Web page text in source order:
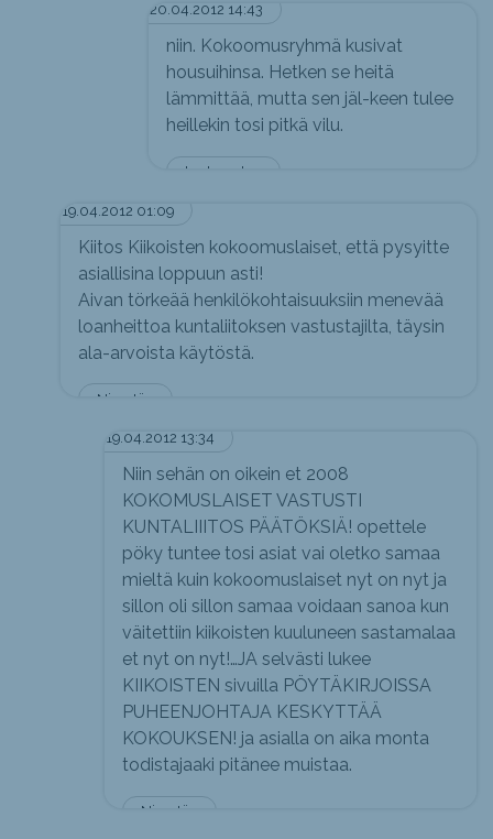
20.04.2012 14:43
tuntematon
niin. Kokoomusryhmä kusivat
housuihinsa. Hetken se heitä
lämmittää, mutta sen jäl-keen tulee
heillekin tosi pitkä vilu.
19.04.2012 01:09
Nimetön
Kiitos Kiikoisten kokoomuslaiset, että pysyitte
asiallisina loppuun asti!
Aivan törkeää henkilökohtaisuuksiin menevää
loanheittoa kuntaliitoksen vastustajilta, täysin
ala-arvoista käytöstä.
19.04.2012 13:34
Nimetön
Niin sehän on oikein et 2008
KOKOMUSLAISET VASTUSTI
KUNTALIIITOS PÄÄTÖKSIÄ! opettele
pöky tuntee tosi asiat vai oletko samaa
mieltä kuin kokoomuslaiset nyt on nyt ja
sillon oli sillon samaa voidaan sanoa kun
väitettiin kiikoisten kuuluneen sastamalaa
et nyt on nyt!…JA selvästi lukee
KIIKOISTEN sivuilla PÖYTÄKIRJOISSA
PUHEENJOHTAJA KESKYTTÄÄ
KOKOUKSEN! ja asialla on aika monta
todistajaaki pitänee muistaa.